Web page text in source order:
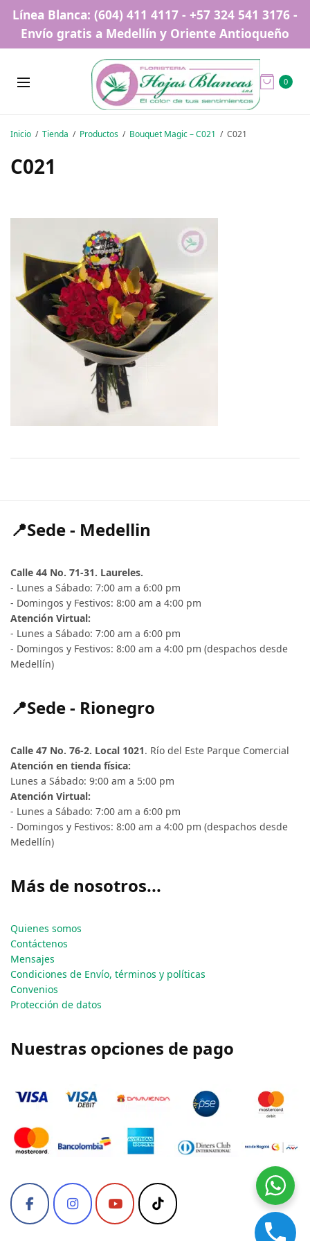
Línea Blanca: (604) 411 4117 - +57 324 541 3176 -
Envío gratis a Medellín y Oriente Antioqueño
0
Inicio Tienda Productos Bouquet Magic – C021 C021
C021
📍Sede - Medellin
Calle 44 No. 71-31. Laureles.
- Lunes a Sábado: 7:00 am a 6:00 pm
- Domingos y Festivos: 8:00 am a 4:00 pm
Atención Virtual:
- Lunes a Sábado: 7:00 am a 6:00 pm
- Domingos y Festivos: 8:00 am a 4:00 pm (despachos desde
Medellín)
📍Sede - Rionegro
Calle 47 No. 76-2. Local 1021. Río del Este Parque Comercial
Atención en tienda física:
Lunes a Sábado: 9:00 am a 5:00 pm
Atención Virtual:
- Lunes a Sábado: 7:00 am a 6:00 pm
- Domingos y Festivos: 8:00 am a 4:00 pm (despachos desde
Medellín)
Más de nosotros...
Quienes somos
Contáctenos
Mensajes
Condiciones de Envío, términos y políticas
Convenios
Protección de datos
Nuestras opciones de pago